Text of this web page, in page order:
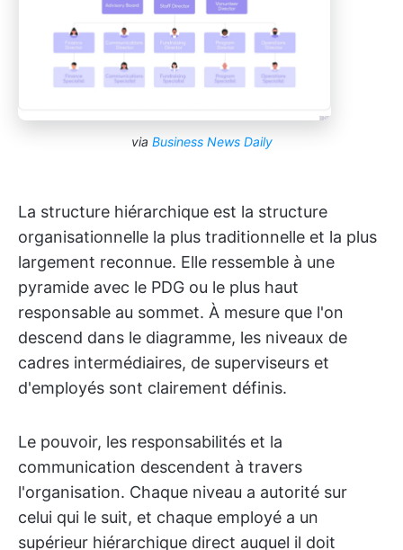
via Business News Daily
La structure hiérarchique est la structure
organisationnelle la plus traditionnelle et la plus
largement reconnue. Elle ressemble à une
pyramide avec le PDG ou le plus haut
responsable au sommet. À mesure que l'on
descend dans le diagramme, les niveaux de
cadres intermédiaires, de superviseurs et
d'employés sont clairement définis.
Le pouvoir, les responsabilités et la
communication descendent à travers
l'organisation. Chaque niveau a autorité sur
celui qui le suit, et chaque employé a un
supérieur hiérarchique direct auquel il doit